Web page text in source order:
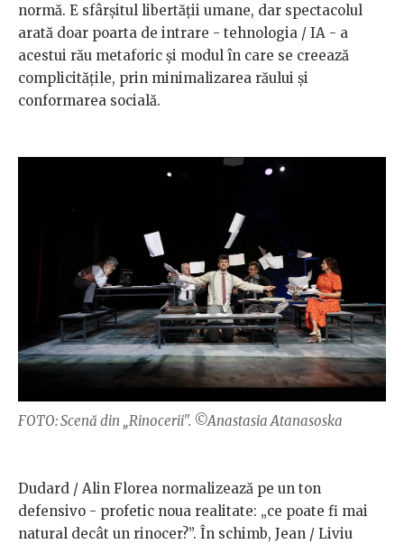
normă. E sfârșitul libertății umane, dar spectacolul
arată doar poarta de intrare - tehnologia / IA - a
acestui rău metaforic și modul în care se creează
complicitățile, prin minimalizarea răului și
conformarea socială.
FOTO: Scenă din „Rinocerii". ©Anastasia Atanasoska
Dudard / Alin Florea normalizează pe un ton
defensivo - profetic noua realitate: „ce poate fi mai
natural decât un rinocer?”. În schimb, Jean / Liviu